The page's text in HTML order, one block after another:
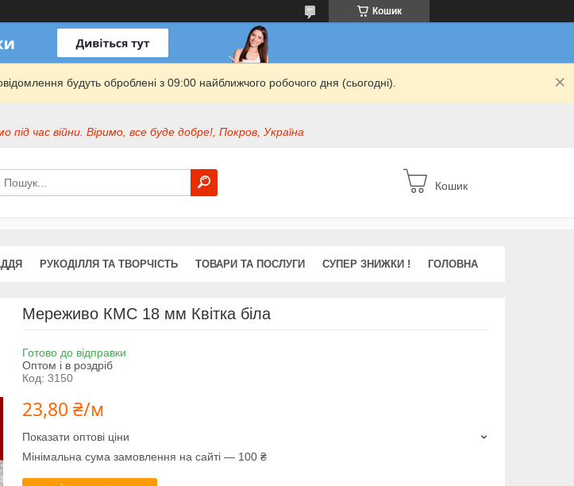
Кошик
будуть оброблені з 09:00 найближчого робочого дня (сьогодні).
під час війни. Віримо, все буде добре!, Покров, Україна
Кошик
РУКОДІЛЛЯ ТА ТВОРЧІСТЬ ТОВАРИ ТА ПОСЛУГИ СУПЕР ЗНИЖКИ ! ГОЛОВНА
Мереживо КМС 18 мм Квітка біла
Готово до відправки
Оптом і в роздріб
Код: 3150
23,80 ₴/м
Показати оптові ціни
Мінімальна сума замовлення на сайті — 100 ₴